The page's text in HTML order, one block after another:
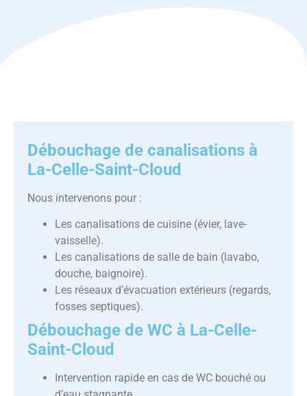
Débouchage de canalisations à
La-Celle-Saint-Cloud
Nous intervenons pour :
Les canalisations de cuisine (évier, lave-
vaisselle).
Les canalisations de salle de bain (lavabo,
douche, baignoire).
Les réseaux d’évacuation extérieurs (regards,
fosses septiques).
Débouchage de WC à La-Celle-
Saint-Cloud
Intervention rapide en cas de WC bouché ou